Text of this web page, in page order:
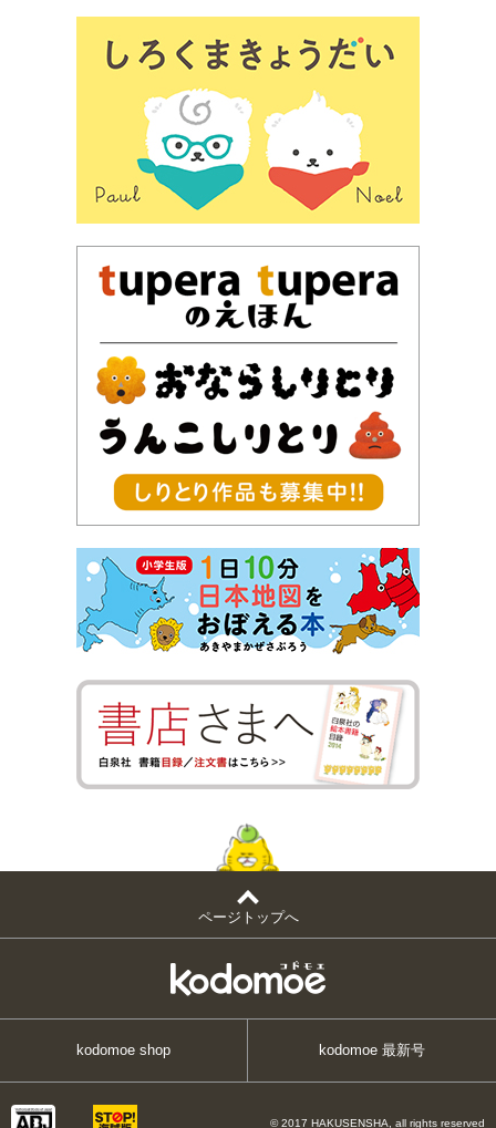
ページトップへ
kodomoe shop kodomoe 最新号
© 2017 HAKUSENSHA, all rights reserved